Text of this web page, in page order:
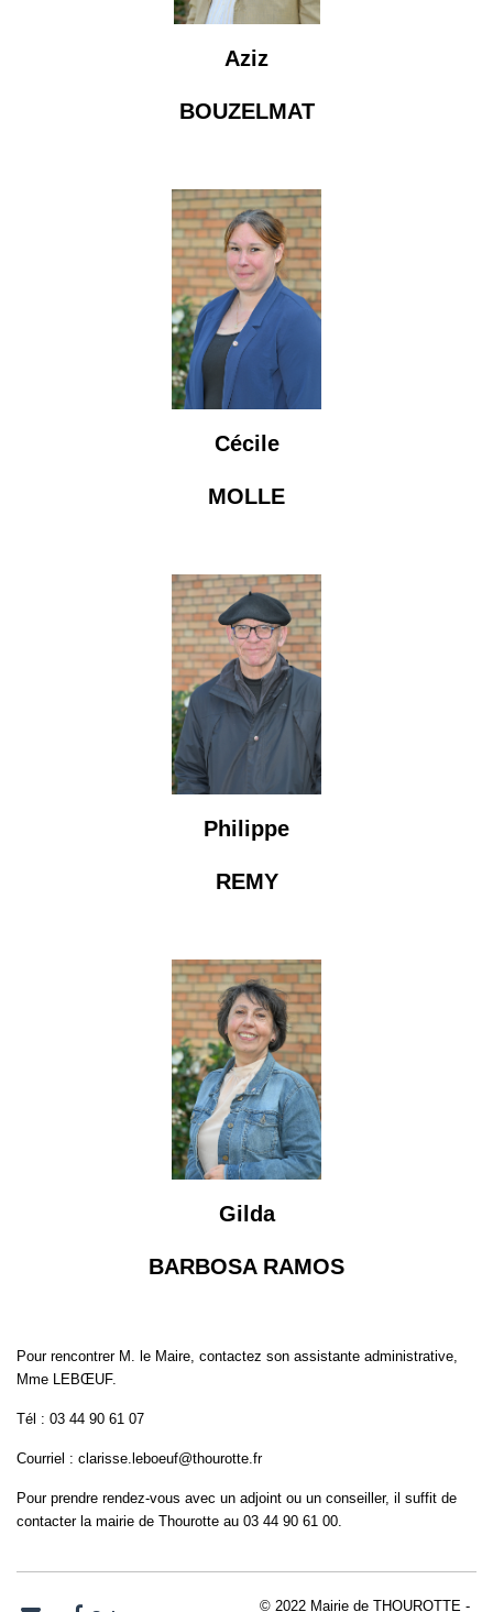
Aziz
BOUZELMAT
Cécile
MOLLE
Philippe
REMY
Gilda
BARBOSA RAMOS
Pour rencontrer M. le Maire, contactez son assistante administrative,
Mme LEBŒUF.
Tél : 03 44 90 61 07
Courriel : clarisse.leboeuf@thourotte.fr
Pour prendre rendez-vous avec un adjoint ou un conseiller, il suffit de
contacter la mairie de Thourotte au 03 44 90 61 00.
© 2022 Mairie de THOUROTTE -